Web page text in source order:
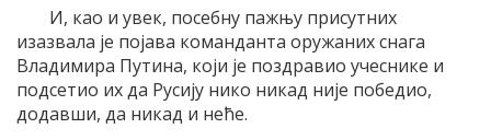
И, као и увек, посебну пажњу присутних
изазвала је појава команданта оружаних снага
Владимира Путина, који је поздравио учеснике и
подсетио их да Русију нико никад није победио,
додавши, да никад и неће.